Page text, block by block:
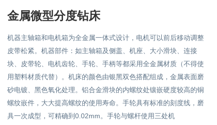
金属微型分度钻床
机器主轴箱和电机箱为全金属一体式设计，电机可以前后移动调整
皮带松紧。机器部件：如主轴箱及侧盖、机座、大小滑块、连接
块、皮带轮、电机齿轮、手轮、手柄等都采用全金属材质（不得使
用塑料材质代替）。机床的颜色由银黑双色搭配组成，金属表面磨
砂电镀、黑色氧化处理。铝合金滑块的内螺纹处镶嵌硬度较高的铜
螺纹嵌件，大大提高螺纹的使用寿命。手轮具有标准的刻度线，磨
具一次成型，可精确到0.02mm。手轮与螺杆使用三处机